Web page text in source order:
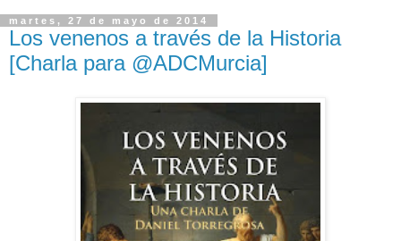
martes, 27 de mayo de 2014
Los venenos a través de la Historia
[Charla para @ADCMurcia]